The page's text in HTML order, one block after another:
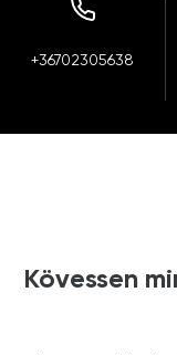
+36702305638
Kövessen